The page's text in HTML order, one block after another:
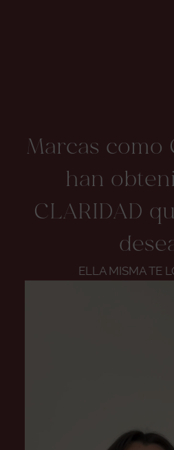
Marcas como
han
CLARIDAD
ELLA MISMA TE